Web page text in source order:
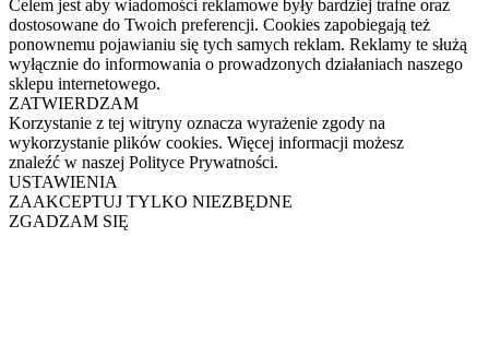
Celem jest aby wiadomości reklamowe były bardziej trafne oraz
dostosowane do Twoich preferencji. Cookies zapobiegają też
ponownemu pojawianiu się tych samych reklam. Reklamy te służą
wyłącznie do informowania o prowadzonych działaniach naszego
sklepu internetowego.
ZATWIERDZAM
Korzystanie z tej witryny oznacza wyrażenie zgody na
wykorzystanie plików cookies. Więcej informacji możesz
znaleźć w naszej Polityce Prywatności.
USTAWIENIA
ZAAKCEPTUJ TYLKO NIEZBĘDNE
ZGADZAM SIĘ